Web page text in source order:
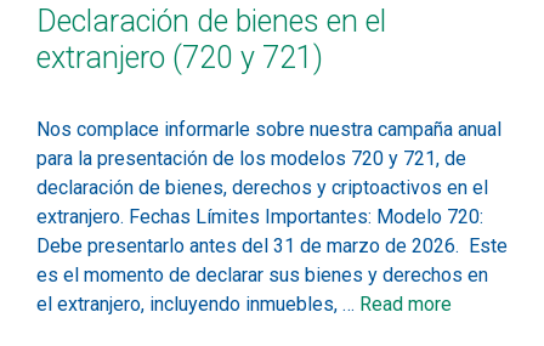
Declaración de bienes en el
extranjero (720 y 721)
Nos complace informarle sobre nuestra campaña anual
para la presentación de los modelos 720 y 721, de
declaración de bienes, derechos y criptoactivos en el
extranjero. Fechas Límites Importantes: Modelo 720:
Debe presentarlo antes del 31 de marzo de 2026. Este
es el momento de declarar sus bienes y derechos en
el extranjero, incluyendo inmuebles, … Read more